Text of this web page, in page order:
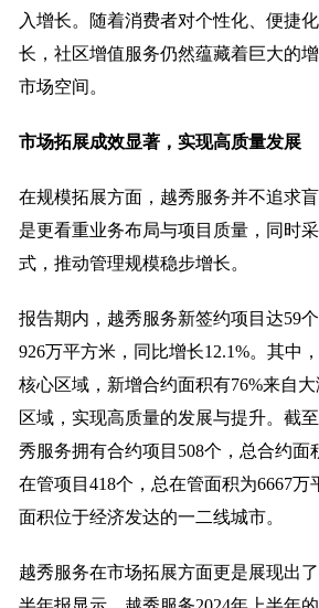
入增长。随着消费者对个性化、便捷
长，社区增值服务仍然蕴藏着巨大的
市场空间。
市场拓展成效显著，实现高质量发展
在规模拓展方面，越秀服务并不追求
是更看重业务布局与项目质量，同时
式，推动管理规模稳步增长。
报告期内，越秀服务新签约项目达59
926万平方米，同比增长12.1%。其中
核心区域，新增合约面积有76%来自
区域，实现高质量的发展与提升。截
秀服务拥有合约项目508个，总合约面
在管项目418个，总在管面积为6667万
面积位于经济发达的一二线城市。
越秀服务在市场拓展方面更是展现出了